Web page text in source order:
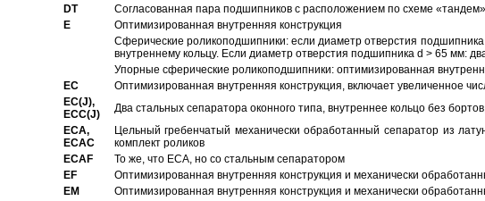
DT
Согласованная пара подшипников с расположением по схеме
E
Оптимизированная внутренняя конструкция
Сферические роликоподшипники: если диаметр отверстия
внутреннему кольцу. Если диаметр отверстия подшипника d > 65 мм:
Упорные сферические роликоподшипники: оптимизированная
EC
Oптимизированная внутренняя конструкция, включает увеличенное
EC(J),
ECC(J)
Два стальных сепаратора оконного типа, внутреннее кольцо без
ECA,
ECAC
Цельный гребенчатый механически обработанный сепаратор из
комплект роликов
ECAF
То же, что ECA, но со стальным сепаратором
EF
Оптимизированная внутренняя конструкция и механически
EM
Оптимизированная внутренняя конструкция и механически